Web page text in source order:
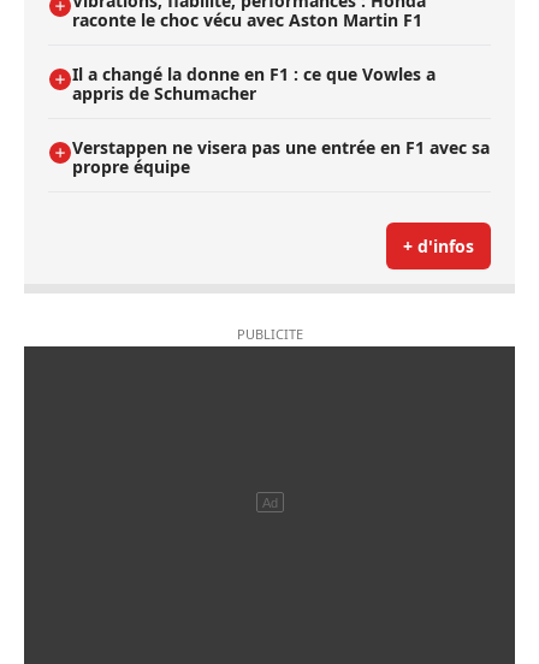
raconte le choc vécu avec Aston Martin F1
Il a changé la donne en F1 : ce que Vowles a
appris de Schumacher
Verstappen ne visera pas une entrée en F1 avec sa
propre équipe
+ d'infos